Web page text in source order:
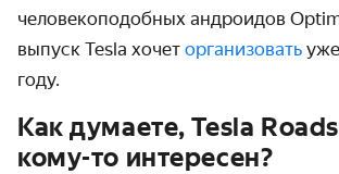
человекоподобных андроидов
выпуск Tesla хочет организовать
году.
Как думаете, Tesla
кому-то интересен?